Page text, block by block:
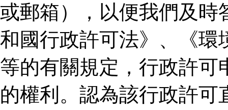
或郵箱），以便我們及時
和國行政許可法》、《環
等的有關規定，行政許可
的權利。認為該行政許